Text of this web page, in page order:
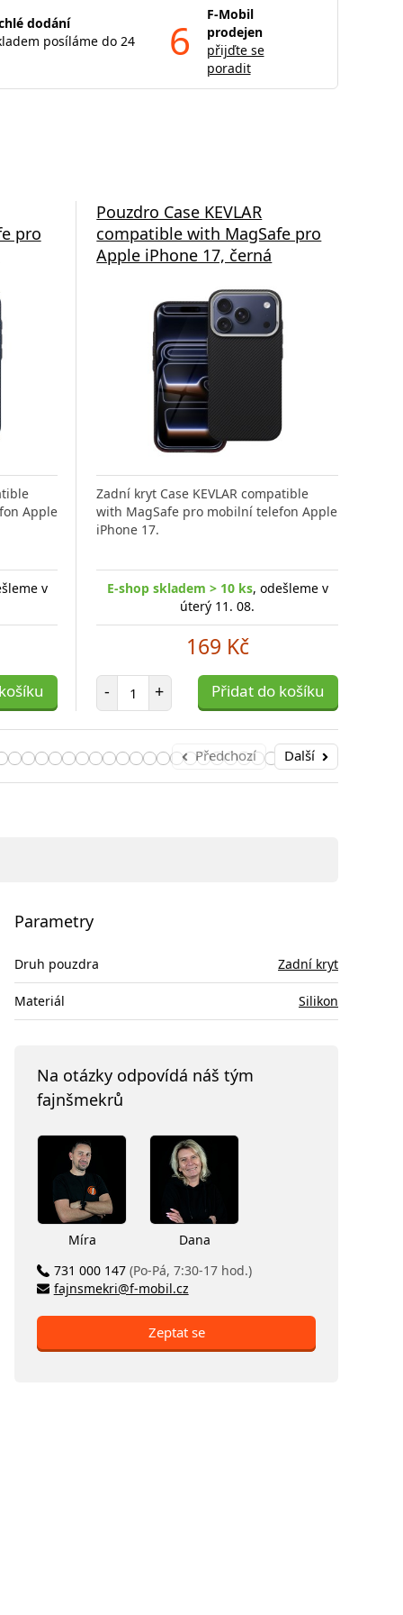
dodání
posíláme do 24
6
F-Mobil
prodejen
přijďte se
poradit
pro
Apple
v
Pouzdro Case KEVLAR
compatible with MagSafe pro
Apple iPhone 17, černá
Zadní kryt Case KEVLAR compatible
with MagSafe pro mobilní telefon Apple
iPhone 17.
E-shop skladem > 10 ks, odešleme v
úterý 11. 08.
169 Kč
- Počet položek
+ Přidat do košíku
Předchozí Další
Parametry
Druh pouzdra Zadní kryt
Materiál Silikon
Na otázky odpovídá náš tým
fajnšmekrů
Míra
Dana
731 000 147 (Po-Pá, 7:30-17 hod.)
fajnsmekri@f-mobil.cz
Zeptat se